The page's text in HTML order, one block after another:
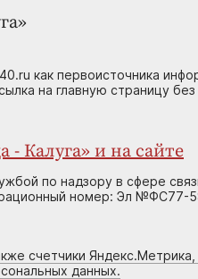
как первоисточника
на главную страницу
- Калуга» и на сайте
по надзору в сфере
номер: Эл №ФС77-
счетчики
данных.